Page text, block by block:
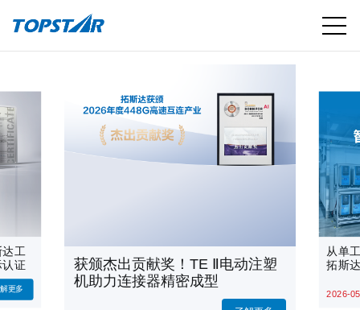
工
证
更多
获颁杰出贡献奖！TE Ⅱ电动注塑
机助力连接器精密成型
从单
拓斯
2026-